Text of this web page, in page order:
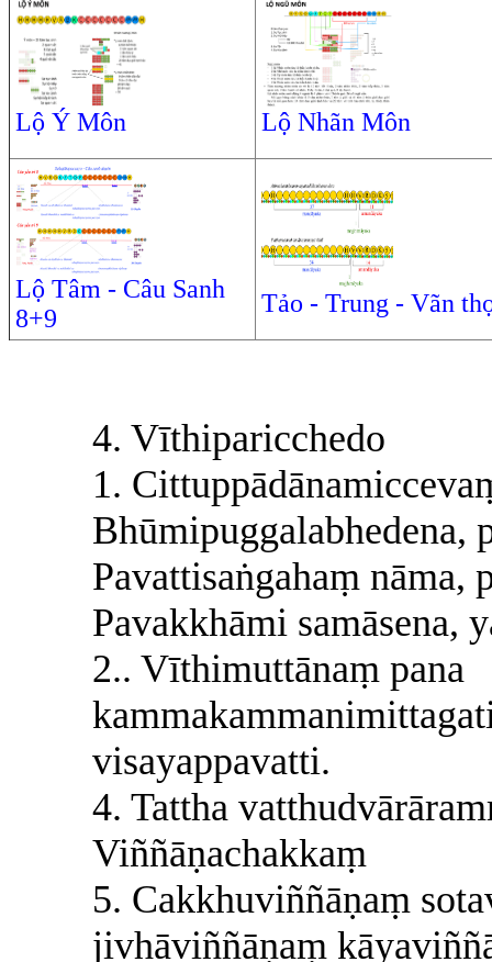
Lộ Ý Môn Lộ Nhãn Môn
Lộ Tâm - Câu Sanh
8+9
Tảo - Trung - Vãn
4. Vīthiparicchedo
1.
Bhūmipuggalabhedena,
Pavattisaṅgahaṃ nāma,
Pavakkhāmi samāsena,
2.. Vīthimuttānaṃ pana
visayappavatti.
4. Tattha
Viññāṇachakkaṃ
5. Cakkhuviññāṇaṃ
jivhāviññāṇaṃ